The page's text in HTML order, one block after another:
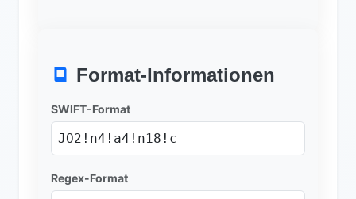
Format-Informationen
SWIFT-Format
JO2!n4!a4!n18!c
Regex-Format